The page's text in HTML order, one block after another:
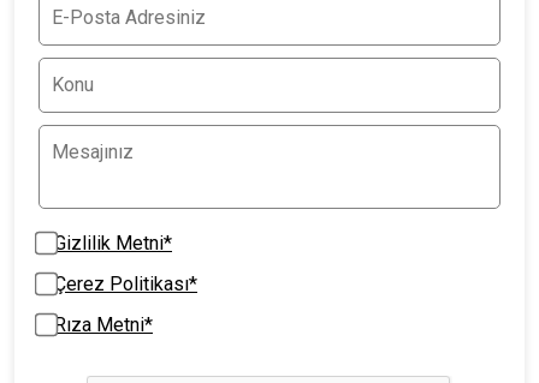
Gizlilik Metni*
Çerez Politikası*
Rıza Metni*